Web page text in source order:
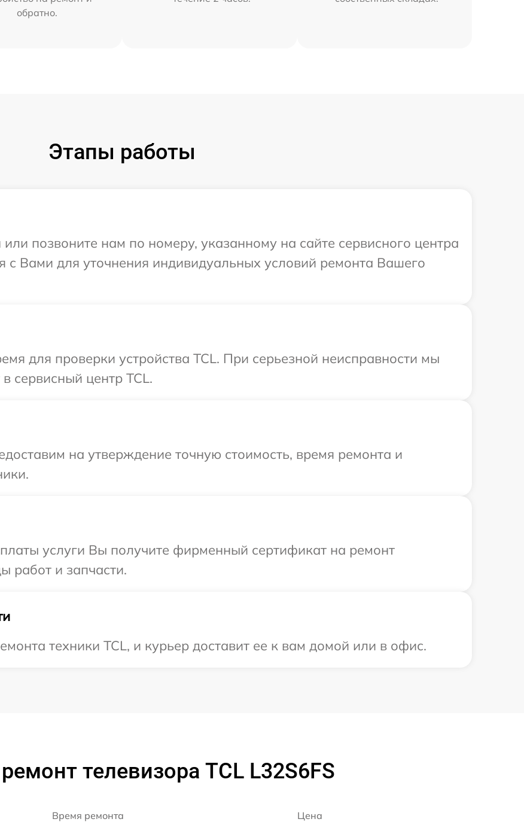
обратно.
Этапы работы
позвоните нам по номеру, указанному на сайте сервисного центра
с Вами для уточнения индивидуальных условий ремонта Вашего
для проверки устройства TCL. При серьезной неисправности мы
сервисный центр TCL.
на утверждение точную стоимость, время ремонта и
услуги Вы получите фирменный сертификат на ремонт
работ и запчасти.
техники TCL, и курьер доставит ее к вам домой или в офис.
телевизора TCL L32S6FS
Время ремонта Цена